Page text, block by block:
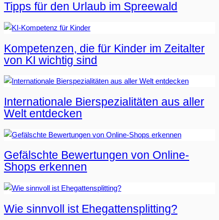
Tipps für den Urlaub im Spreewald
Kompetenzen, die für Kinder im Zeitalter
von KI wichtig sind
Internationale Bierspezialitäten aus aller
Welt entdecken
Gefälschte Bewertungen von Online-
Shops erkennen
Wie sinnvoll ist Ehegattensplitting?